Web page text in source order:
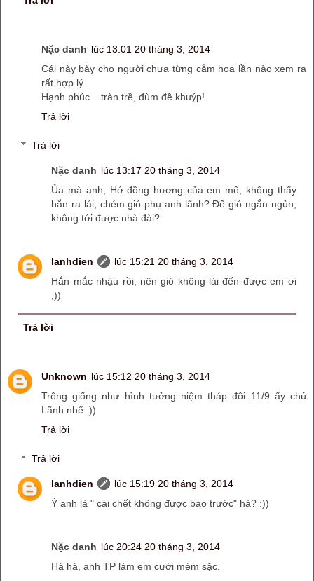
Nặc danh lúc 13:01 20 tháng 3, 2014
Cái này bày cho người chưa từng cắm hoa lần nào xem ra
rất hợp lý.
Hạnh phúc... tràn trề, đùm đề khuýp!
Trả lời
Trả lời
Nặc danh lúc 13:17 20 tháng 3, 2014
Ủa mà anh, Hớ đồng hương của em mô, không thấy
hắn ra lái, chém gió phụ anh lãnh? Để gió ngắn ngủn,
không tới được nhà đài?
lanhdien
lúc 15:21 20 tháng 3, 2014
Hắn mắc nhậu rồi, nên gió không lái đến được em ơi
;))
Trả lời
Unknown lúc 15:12 20 tháng 3, 2014
Trông giống như hình tưởng niệm tháp đôi 11/9 ấy chú
Lãnh nhể :))
Trả lời
Trả lời
lanhdien
lúc 15:19 20 tháng 3, 2014
Ý anh là " cái chết không được báo trước" hả? :))
Nặc danh lúc 20:24 20 tháng 3, 2014
Há há, anh TP làm em cười mém sặc.